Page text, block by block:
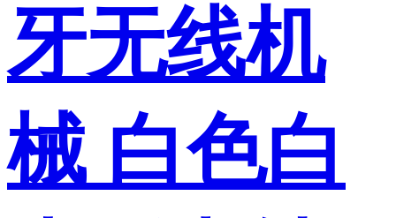
牙无线机
械 白色白